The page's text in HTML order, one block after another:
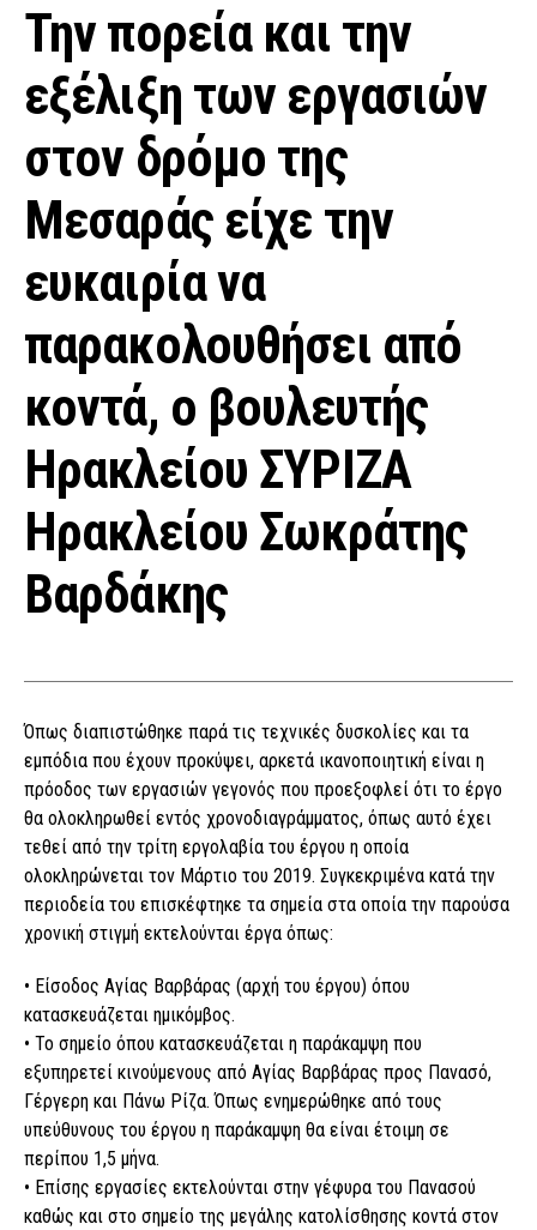
Την πορεία και την
εξέλιξη των εργασιών
στον δρόμο της
Μεσαράς είχε την
ευκαιρία να
παρακολουθήσει από
κοντά, ο βουλευτής
Ηρακλείου ΣΥΡΙΖΑ
Ηρακλείου Σωκράτης
Βαρδάκης
Όπως διαπιστώθηκε παρά τις τεχνικές δυσκολίες και τα
εμπόδια που έχουν προκύψει, αρκετά ικανοποιητική είναι η
πρόοδος των εργασιών γεγονός που προεξοφλεί ότι το έργο
θα ολοκληρωθεί εντός χρονοδιαγράμματος, όπως αυτό έχει
τεθεί από την τρίτη εργολαβία του έργου η οποία
ολοκληρώνεται τον Μάρτιο του 2019. Συγκεκριμένα κατά την
περιοδεία του επισκέφτηκε τα σημεία στα οποία την παρούσα
χρονική στιγμή εκτελούνται έργα όπως:
• Είσοδος Αγίας Βαρβάρας (αρχή του έργου) όπου
κατασκευάζεται ημικόμβος.
• Το σημείο όπου κατασκευάζεται η παράκαμψη που
εξυπηρετεί κινούμενους από Αγίας Βαρβάρας προς Πανασό,
Γέργερη και Πάνω Ρίζα. Όπως ενημερώθηκε από τους
υπεύθυνους του έργου η παράκαμψη θα είναι έτοιμη σε
περίπου 1,5 μήνα.
• Επίσης εργασίες εκτελούνται στην γέφυρα του Πανασού
καθώς και στο σημείο της μεγάλης κατολίσθησης κοντά στον